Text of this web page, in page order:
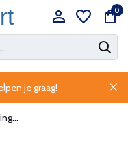
0
je graag!